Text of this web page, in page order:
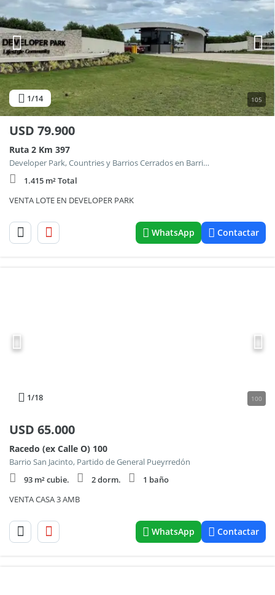
1/14 105
USD 79.900
Ruta 2 Km 397
Developer Park, Countries y Barrios Cerrados en Barrio el Retazo
1.415 m² Total
VENTA LOTE EN DEVELOPER PARK
WhatsApp Contactar
1/18 100
USD 65.000
Racedo (ex Calle O) 100
Barrio San Jacinto, Partido de General Pueyrredón
93 m² cubie.
2 dorm.
1 baño
VENTA CASA 3 AMB
WhatsApp Contactar